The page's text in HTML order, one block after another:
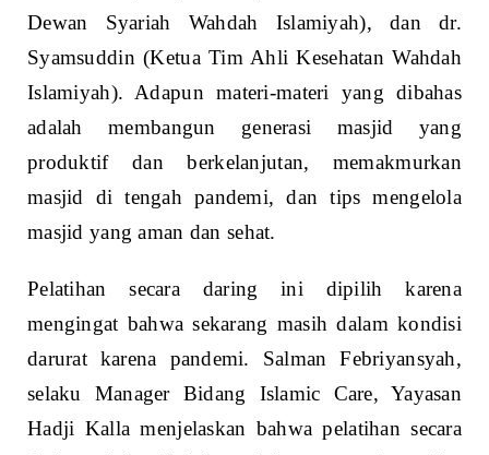
Dewan Syariah Wahdah Islamiyah), dan dr.
Syamsuddin (Ketua Tim Ahli Kesehatan Wahdah
Islamiyah). Adapun materi-materi yang dibahas
adalah membangun generasi masjid yang
produktif dan berkelanjutan, memakmurkan
masjid di tengah pandemi, dan tips mengelola
masjid yang aman dan sehat.
Pelatihan secara daring ini dipilih karena
mengingat bahwa sekarang masih dalam kondisi
darurat karena pandemi. Salman Febriyansyah,
selaku Manager Bidang Islamic Care, Yayasan
Hadji Kalla menjelaskan bahwa pelatihan secara